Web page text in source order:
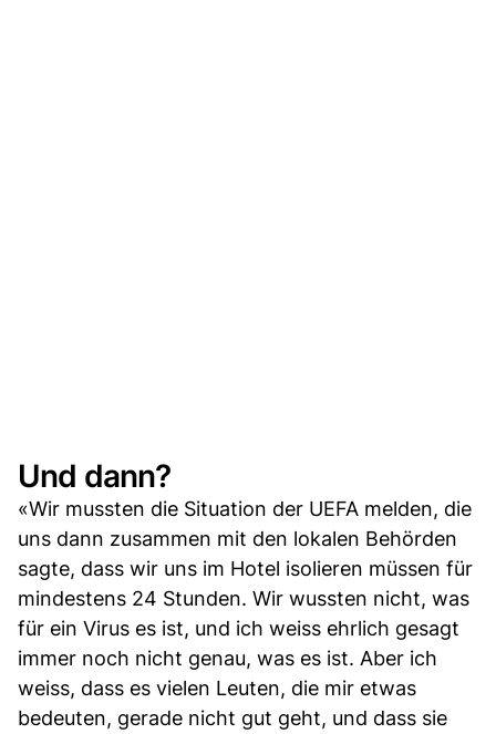
Und dann?
«Wir mussten die Situation der UEFA melden, die
uns dann zusammen mit den lokalen Behörden
sagte, dass wir uns im Hotel isolieren müssen für
mindestens 24 Stunden. Wir wussten nicht, was
für ein Virus es ist, und ich weiss ehrlich gesagt
immer noch nicht genau, was es ist. Aber ich
weiss, dass es vielen Leuten, die mir etwas
bedeuten, gerade nicht gut geht, und dass sie